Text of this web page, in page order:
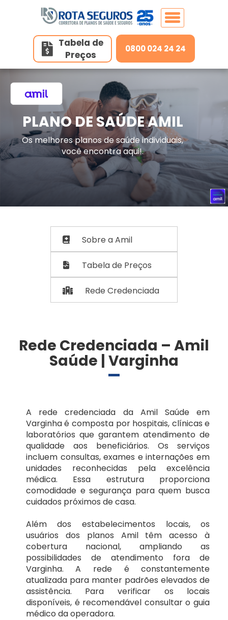
Home
Planos de Saúde
Planos de Saúde Individuais
Serpram
Planos de Saúde Individuais (Adesão)
GNDI Minas
SulAmérica Saúde
Bradesco Saúde
Serpram
SulAmérica Saúde
Planos odontológico
Bradesco
Metlife
Odontoprev
Seguros
Unidades
Cascavel/PR
Caxias do Sul/RS
Colatina/ES
Londrina/PR
Porto Alegre/RS
Petrolina/PE
Salvador/BA
Uberlândia/MG
Vitória/ES
Contato
Tabela de
Preços
0800 024 24 24
PLANO DE SAÚDE AMIL
Os melhores planos de saúde individuais,
você encontra aqui!.
Sobre a Amil
Tabela de Preços
Rede Credenciada
Rede Credenciada – Amil
Saúde | Varginha
A rede credenciada da Amil Saúde em
Varginha é composta por hospitais, clínicas e
laboratórios que garantem atendimento de
qualidade aos beneficiários. Os serviços
incluem consultas, exames e internações em
unidades reconhecidas pela excelência
médica. Essa estrutura proporciona
comodidade e segurança para quem busca
cuidados próximos de casa.
Além dos estabelecimentos locais, os
usuários dos planos Amil têm acesso à
cobertura nacional, ampliando as
possibilidades de atendimento fora de
Varginha. A rede é constantemente
atualizada para manter padrões elevados de
assistência. Para verificar os locais
disponíveis, é recomendável consultar o guia
médico da operadora.